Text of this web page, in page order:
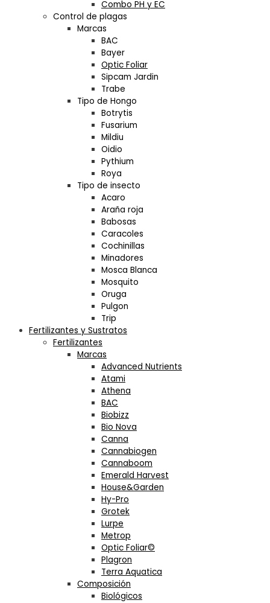
Combo PH y EC
Control de plagas
Marcas
BAC
Bayer
Optic Foliar
Sipcam Jardin
Trabe
Tipo de Hongo
Botrytis
Fusarium
Mildiu
Oidio
Pythium
Roya
Tipo de insecto
Acaro
Araña roja
Babosas
Caracoles
Cochinillas
Minadores
Mosca Blanca
Mosquito
Oruga
Pulgon
Trip
Fertilizantes y Sustratos
Fertilizantes
Marcas
Advanced Nutrients
Atami
Athena
BAC
Biobizz
Bio Nova
Canna
Cannabiogen
Cannaboom
Emerald Harvest
House&Garden
Hy-Pro
Grotek
Lurpe
Metrop
Optic Foliar©
Plagron
Terra Aquatica
Composición
Biológicos